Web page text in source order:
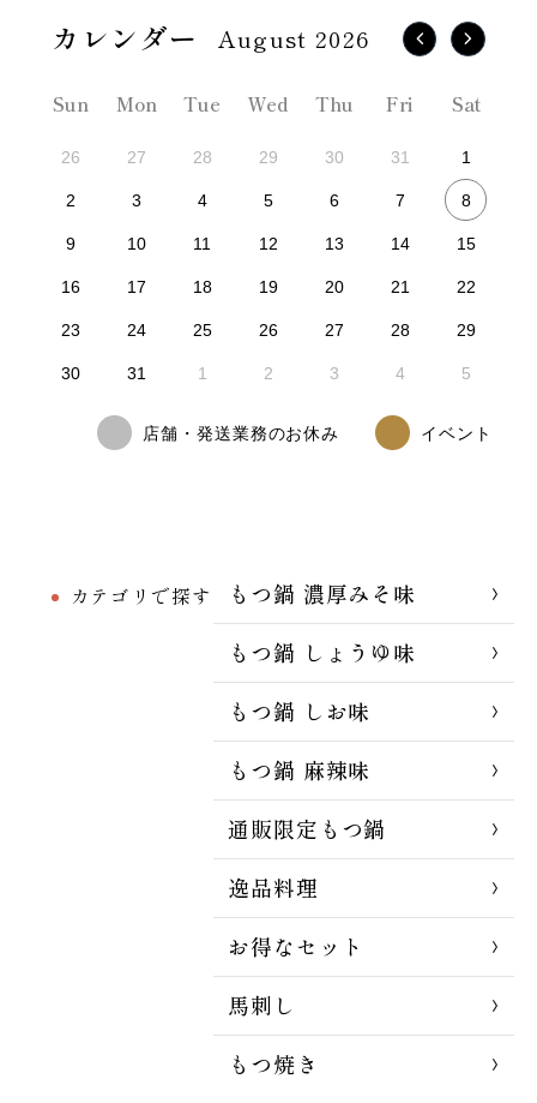
カテゴリで探す
もつ鍋 濃厚みそ味
もつ鍋 しょうゆ味
もつ鍋 しお味
もつ鍋 麻辣味
通販限定もつ鍋
逸品料理
お得なセット
馬刺し
もつ焼き
August 2026
Sun Mon Tue Wed Thu Fri Sat
26 27 28 29 30 31 1
2 3 4 5 6 7 8
9 10 11 12 13 14 15
16 17 18 19 20 21 22
23 24 25 26 27 28 29
30 31 1 2 3 4 5
店舗・発送業務のお休み イベント